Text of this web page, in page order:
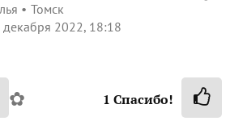
Томск
декабря 2022, 18:18
✿ 1 Спасибо!